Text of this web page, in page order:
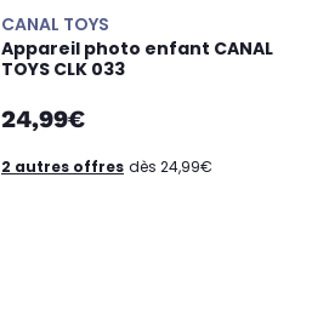
CANAL TOYS
Appareil photo enfant CANAL
TOYS CLK 033
24,99€
2 autres offres dès 24,99€